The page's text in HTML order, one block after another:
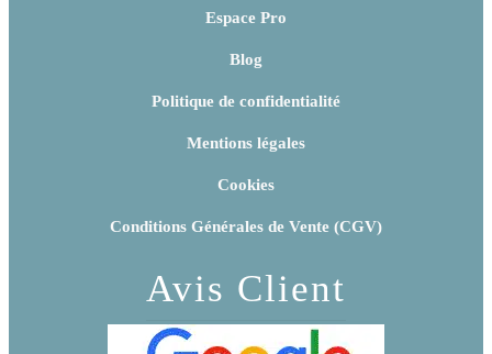
Espace Pro
Blog
Politique de confidentialité
Mentions légales
Cookies
Conditions Générales de Vente (CGV)
Avis Client